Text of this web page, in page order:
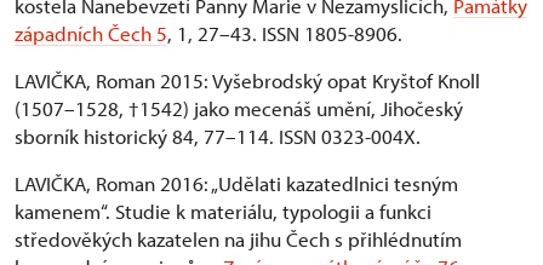
kostela Nanebevzetí Panny Marie v Nezamyslicích, Památky
západních Čech 5, 1, 27–43. ISSN 1805-8906.
LAVIČKA, Roman 2015: Vyšebrodský opat Kryštof Knoll
(1507–1528, †1542) jako mecenáš umění, Jihočeský
sborník historický 84, 77–114. ISSN 0323-004X.
LAVIČKA, Roman 2016: „Udělati kazatedlnici tesným
kamenem“. Studie k materiálu, typologii a funkci
středověkých kazatelen na jihu Čech s přihlédnutím